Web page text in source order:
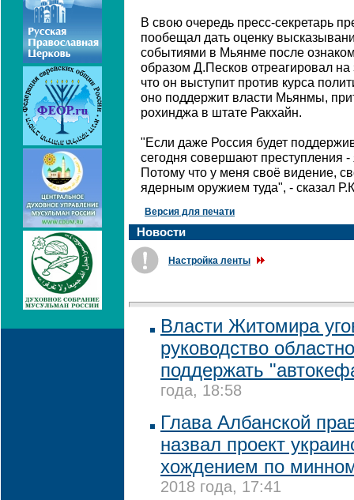
В свою очередь пресс-секретарь
пообещал дать оценку
событиями в Мьянме после
образом Д.Песков отреагировал
что он выступит против курса
оно поддержит власти Мьянмы,
рохинджа в штате Ракхайн.
"Если даже Россия будет
сегодня совершают преступления
Потому что у меня своё видение,
ядерным оружием туда", - сказал
Версия для печати
Новости
Настройка ленты
Власти Житомира
руководство
поддержать
года, 18:58
Глава Албанской
назвал проект
хождением по
2018 года, 17:41